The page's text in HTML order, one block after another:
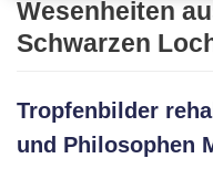
Wesenheiten
Schwarzen
Tropfenbilder
und Philosophen